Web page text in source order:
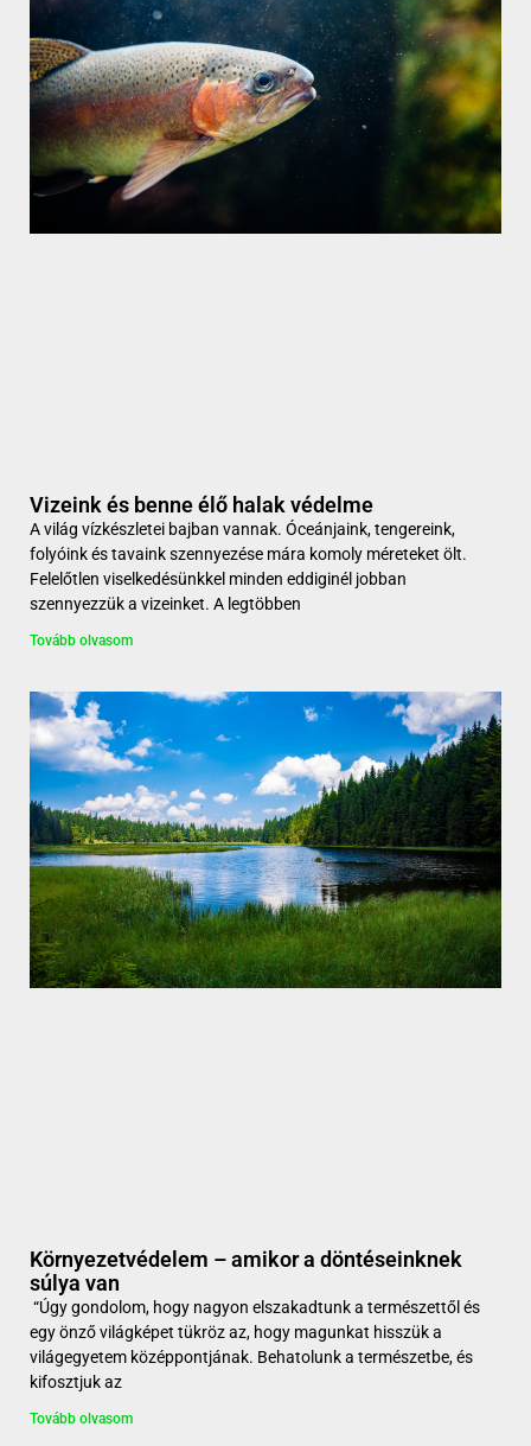
Vizeink és benne élő halak védelme
A világ vízkészletei bajban vannak. Óceánjaink, tengereink,
folyóink és tavaink szennyezése mára komoly méreteket ölt.
Felelőtlen viselkedésünkkel minden eddiginél jobban
szennyezzük a vizeinket. A legtöbben
Tovább olvasom
Környezetvédelem – amikor a döntéseinknek
súlya van
“Úgy gondolom, hogy nagyon elszakadtunk a természettől és
egy önző világképet tükröz az, hogy magunkat hisszük a
világegyetem középpontjának. Behatolunk a természetbe, és
kifosztjuk az
Tovább olvasom